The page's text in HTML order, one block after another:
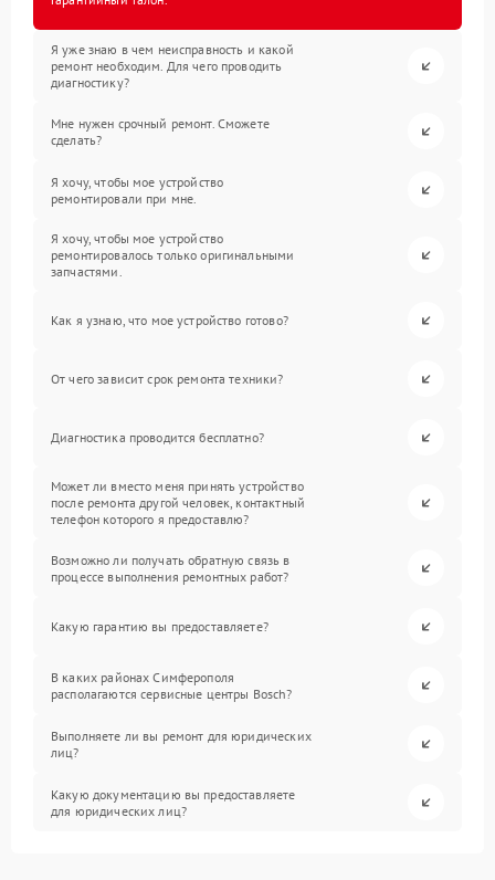
Я уже знаю в чем неисправность и какой
ремонт необходим. Для чего проводить
диагностику?
Мне нужен срочный ремонт. Сможете
сделать?
Я хочу, чтобы мое устройство
ремонтировали при мне.
Я хочу, чтобы мое устройство
ремонтировалось только оригинальными
запчастями.
Как я узнаю, что мое устройство готово?
От чего зависит срок ремонта техники?
Диагностика проводится бесплатно?
Может ли вместо меня принять устройство
после ремонта другой человек, контактный
телефон которого я предоставлю?
Возможно ли получать обратную связь в
процессе выполнения ремонтных работ?
Какую гарантию вы предоставляете?
В каких районах Симферополя
располагаются сервисные центры Bosch?
Выполняете ли вы ремонт для юридических
лиц?
Какую документацию вы предоставляете
для юридических лиц?